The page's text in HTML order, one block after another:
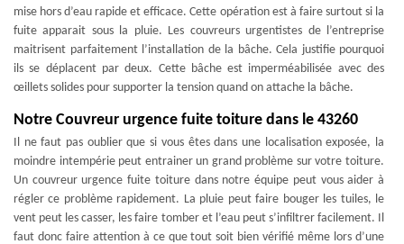
mise hors d’eau rapide et efficace. Cette opération est à faire surtout si la
fuite apparait sous la pluie. Les couvreurs urgentistes de l’entreprise
maitrisent parfaitement l’installation de la bâche. Cela justifie pourquoi
ils se déplacent par deux. Cette bâche est imperméabilisée avec des
œillets solides pour supporter la tension quand on attache la bâche.
Notre Couvreur urgence fuite toiture dans le 43260
Il ne faut pas oublier que si vous êtes dans une localisation exposée, la
moindre intempérie peut entrainer un grand problème sur votre toiture.
Un couvreur urgence fuite toiture dans notre équipe peut vous aider à
régler ce problème rapidement. La pluie peut faire bouger les tuiles, le
vent peut les casser, les faire tomber et l’eau peut s’infiltrer facilement. Il
faut donc faire attention à ce que tout soit bien vérifié même lors d’une